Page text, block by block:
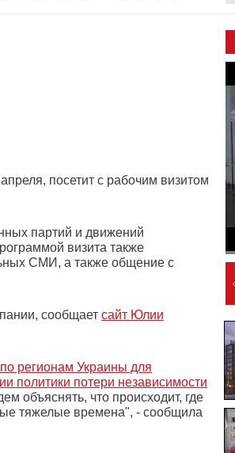
посетит с рабочим визитом
партий и движений
визита также
СМИ, а также общение с
сообщает сайт Юлии
регионам Украины для
политики потери независимости
объяснять, что происходит, где
тяжелые времена", - сообщила